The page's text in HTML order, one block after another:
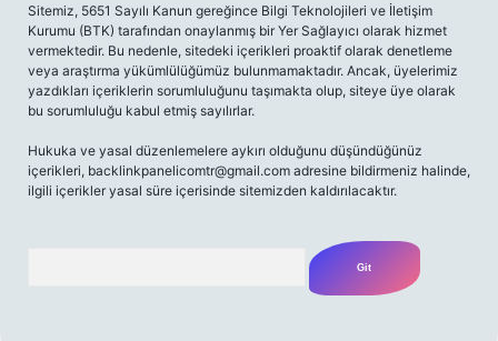
Sitemiz, 5651 Sayılı Kanun gereğince Bilgi Teknolojileri ve İletişim
Kurumu (BTK) tarafından onaylanmış bir Yer Sağlayıcı olarak hizmet
vermektedir. Bu nedenle, sitedeki içerikleri proaktif olarak denetleme
veya araştırma yükümlülüğümüz bulunmamaktadır. Ancak, üyelerimiz
yazdıkları içeriklerin sorumluluğunu taşımakta olup, siteye üye olarak
bu sorumluluğu kabul etmiş sayılırlar.
Hukuka ve yasal düzenlemelere aykırı olduğunu düşündüğünüz
içerikleri, backlinkpanelicomtr@gmail.com adresine bildirmeniz halinde,
ilgili içerikler yasal süre içerisinde sitemizden kaldırılacaktır.